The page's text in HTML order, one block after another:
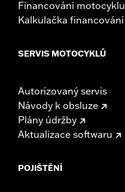
Financování motocyklu
Kalkulačka financování
SERVIS MOTOCYKLŮ
Autorizovaný servis
Návody k obsluze
Plány údržby
Aktualizace softwaru
POJIŠTĚNÍ